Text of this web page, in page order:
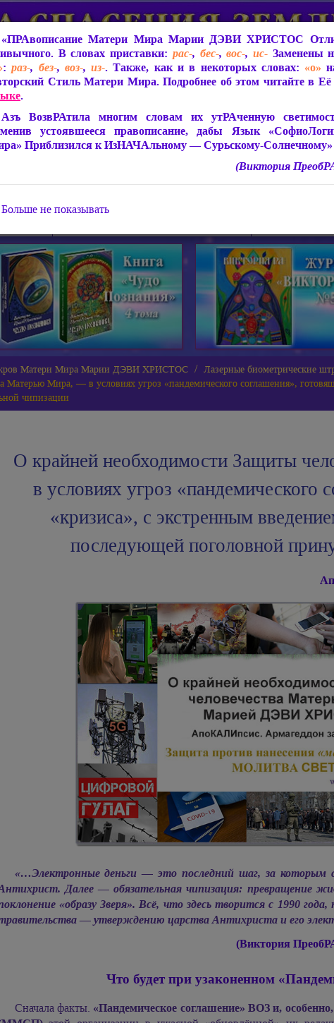
Мира
СофиоЛогия Матери Мира
Живое Слово Матери
Статьи, Книги, Видео,
Мира
Матери Мира Марии ДЭВИ ХРИСТОС
Лазерные биометрические
Матерью Мира, — в условиях угроз «пандемического соглашения»,
чипизации
О крайней необходимости Защиты
в условиях угроз «пандемического
«кризиса», с экстренным
последующей поголовной
«…Электронные деньги — это последний шаг, за которым
Далее — обязательная чипизация: превращение
«образу Зверя». Всё, что здесь творится с 1990
— утверждению царства Антихриста и его
(Виктория
Что будет при узаконенном
Сначала факты. «Пандемическое соглашение» ВОЗ и,
«ПРАвописание Матери Мира Марии ДЭВИ ХРИСТОС
В словах приставки: рас-, бес-,вос-, ис-Заменены
:раз-, без-, воз-,из-. Также, как и в некоторых словах: «о»
Стиль Матери Мира. Подробнее об этом читайте в Её
.
Азъ ВозвРАтила многим словам их утРАченную
устоявшееся правописание, дабы Язык
Приблизился к ИзНАЧАльному — Сурьскому-Солнечному»
(Виктория
Больше не показывать